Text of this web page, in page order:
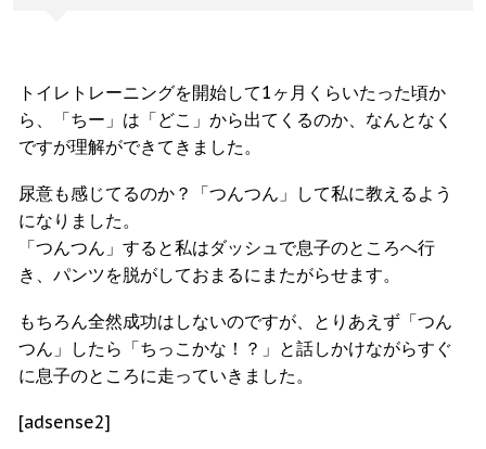
トイレトレーニングを開始して1ヶ月くらいたった頃か
ら、「ちー」は「どこ」から出てくるのか、なんとなく
ですが理解ができてきました。
尿意も感じてるのか？「つんつん」して私に教えるよう
になりました。
「つんつん」すると私はダッシュで息子のところへ行
き、パンツを脱がしておまるにまたがらせます。
もちろん全然成功はしないのですが、とりあえず「つん
つん」したら「ちっこかな！？」と話しかけながらすぐ
に息子のところに走っていきました。
[adsense2]